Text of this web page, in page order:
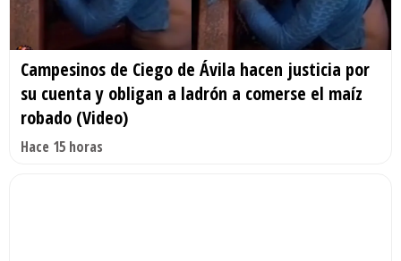
Campesinos de Ciego de Ávila hacen justicia por
su cuenta y obligan a ladrón a comerse el maíz
robado (Video)
Hace 15 horas